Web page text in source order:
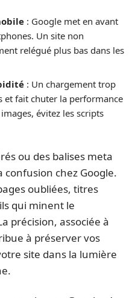
: Google met en avant
Un site non
relégué plus bas dans les
: Un chargement trop
et fait chuter la performance
évitez les scripts
ou des balises meta
confusion chez Google.
oubliées, titres
qui minent le
précision, associée à
à préserver vos
site dans la lumière